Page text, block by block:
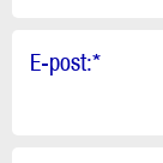
E-post:*